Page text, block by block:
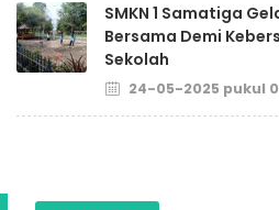
SMKN 1 Samatiga
Bersama Demi
Sekolah
24-05-2025 pukul